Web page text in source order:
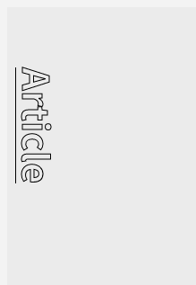
Article